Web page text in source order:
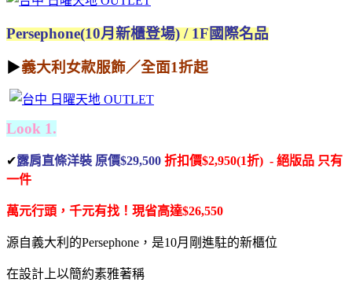
Persephone(10月新櫃登場) / 1F國際名品
▶義大利女款服飾／全面1折起
Look 1.
✔露肩直條洋裝 原價$29,500 折扣價$2,950(1折) - 絕版品 只有
一件
萬元行頭，千元有找！ 現省高達$26,550
源自義大利的Persephone，是10月剛進駐的新櫃位
在設計上以簡約素雅著稱